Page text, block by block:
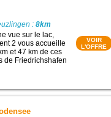
:8km
vue sur le lac,
2 vous accueille
et 47 km de ces
de Friedrichshafen
VOIR
L'OFFRE